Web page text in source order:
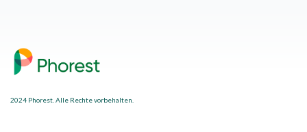
2024 Phorest. Alle Rechte vorbehalten.